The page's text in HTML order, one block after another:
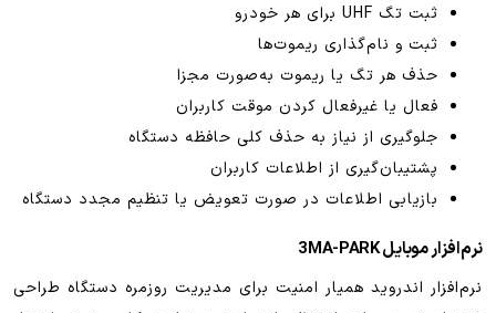
ثبت تگ UHF برای هر خودرو
ثبت و نام‌گذاری ریموت‌ها
حذف هر تگ یا ریموت به‌صورت مجزا
فعال یا غیرفعال کردن موقت کاربران
جلوگیری از نیاز به حذف کلی حافظه دستگاه
پشتیبان‌گیری از اطلاعات کاربران
بازیابی اطلاعات در صورت تعویض یا تنظیم مجدد دستگاه
نرم‌افزار موبایل 3MA-PARK
نرم‌افزار اندروید همیار امنیت برای مدیریت روزمره دستگاه طراحی